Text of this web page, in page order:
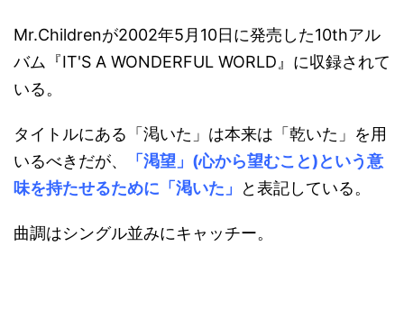
Mr.Childrenが2002年5月10日に発売した10thアル
バム『IT'S A WONDERFUL WORLD』に収録されて
いる。
タイトルにある「渇いた」は本来は「乾いた」を用
いるべきだが、
「渇望」(心から望むこと)という意
味を持たせるために「渇いた」
と表記している。
曲調はシングル並みにキャッチー。